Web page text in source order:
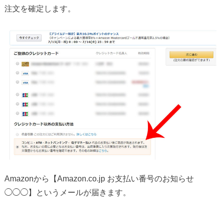
注文を確定します。
Amazonから【Amazon.co.jp お支払い番号のお知らせ
◯◯◯】というメールが届きます。